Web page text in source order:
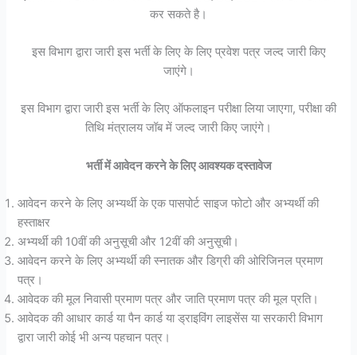
कर सकते है।
इस विभाग द्वारा जारी इस भर्ती के लिए के लिए प्रवेश पत्र जल्द जारी किए
जाएंगे।
इस विभाग द्वारा जारी इस भर्ती के लिए ऑफलाइन परीक्षा लिया जाएगा, परीक्षा की
तिथि मंत्रालय जॉब में जल्द जारी किए जाएंगे।
भर्ती में आवेदन करने के लिए आवश्यक दस्तावेज
आवेदन करने के लिए अभ्यर्थी के एक पासपोर्ट साइज फोटो और अभ्यर्थी की
हस्ताक्षर
अभ्यर्थी की 10वीं की अनुसूची और 12वीं की अनुसूची।
आवेदन करने के लिए अभ्यर्थी की स्नातक और डिग्री की ओरिजिनल प्रमाण
पत्र।
आवेदक की मूल निवासी प्रमाण पत्र और जाति प्रमाण पत्र की मूल प्रति।
आवेदक की आधार कार्ड या पैन कार्ड या ड्राइविंग लाइसेंस या सरकारी विभाग
द्वारा जारी कोई भी अन्य पहचान पत्र।